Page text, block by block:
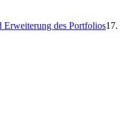
Erweiterung des Portfolios17.